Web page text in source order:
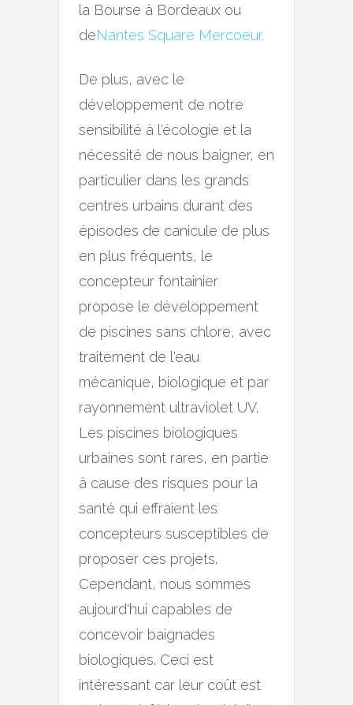
la Bourse à Bordeaux ou
deNantes Square Mercoeur.
De plus, avec le
développement de notre
sensibilité à l'écologie et la
nécessité de nous baigner, en
particulier dans les grands
centres urbains durant des
épisodes de canicule de plus
en plus fréquents, le
concepteur fontainier
propose le développement
de piscines sans chlore, avec
traitement de l'eau
mécanique, biologique et par
rayonnement ultraviolet UV.
Les piscines biologiques
urbaines sont rares, en partie
à cause des risques pour la
santé qui effraient les
concepteurs susceptibles de
proposer ces projets.
Cependant, nous sommes
aujourd'hui capables de
concevoir baignades
biologiques. Ceci est
intéressant car leur coût est